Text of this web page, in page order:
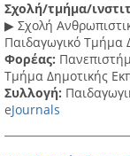
Σχολή/τμήμα/
▶ Σχολή
Παιδαγωγικό Τμήμα
Φορέας:
Τμήμα Δημοτικής
Συλλογή:
eJournals